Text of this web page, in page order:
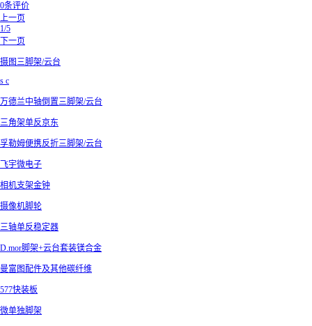
0条评价
上一页
1/5
下一页
摄图三脚架/云台
s c
万德兰中轴倒置三脚架/云台
三角架单反京东
孚勒姆便携反折三脚架/云台
飞宇微电子
相机支架金钟
摄像机脚轮
三轴单反稳定器
D.mor脚架+云台套装镁合金
曼富图配件及其他碳纤维
577快装板
微单独脚架